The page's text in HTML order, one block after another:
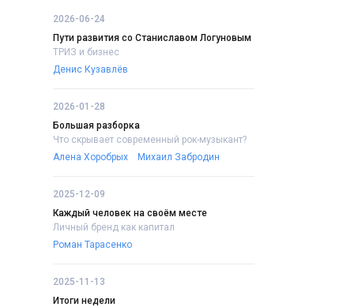
2026-06-24
Пути развития со Станиславом Логуновым
ТРИЗ и бизнес
Денис Кузавлёв
2026-01-28
Большая разборка
Что скрывает современный рок-музыкант?
Алена Хоробрых
Михаил Забродин
2025-12-09
Каждый человек на своём месте
Личный бренд как капитал
Роман Тарасенко
2025-11-13
Итоги недели